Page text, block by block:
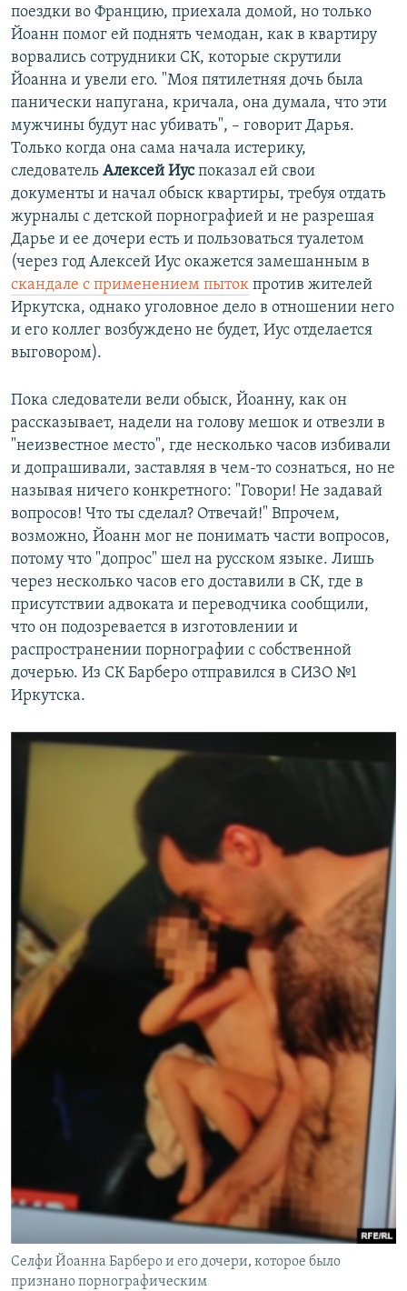
поездки во Францию, приехала домой, но только
Йоанн помог ей поднять чемодан, как в квартиру
ворвались сотрудники СК, которые скрутили
Йоанна и увели его. "Моя пятилетняя дочь была
панически напугана, кричала, она думала, что эти
мужчины будут нас убивать", – говорит Дарья.
Только когда она сама начала истерику,
следователь Алексей Иуспоказал ей свои
документы и начал обыск квартиры, требуя отдать
журналы с детской порнографией и не разрешая
Дарье и ее дочери есть и пользоваться туалетом
(через год Алексей Иус окажется замешанным в
скандале с применением пыток против жителей
Иркутска, однако уголовное дело в отношении него
и его коллег возбуждено не будет, Иус отделается
выговором).
Пока следователи вели обыск, Йоанну, как он
рассказывает, надели на голову мешок и отвезли в
"неизвестное место", где несколько часов избивали
и допрашивали, заставляя в чем-то сознаться, но не
называя ничего конкретного: "Говори! Не задавай
вопросов! Что ты сделал? Отвечай!" Впрочем,
возможно, Йоанн мог не понимать части вопросов,
потому что "допрос" шел на русском языке. Лишь
через несколько часов его доставили в СК, где в
присутствии адвоката и переводчика сообщили,
что он подозревается в изготовлении и
распространении порнографии с собственной
дочерью. Из СК Барберо отправился в СИЗО №1
Иркутска.
Селфи Йоанна Барберо и его дочери, которое было
признано порнографическим